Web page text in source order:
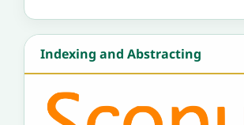
Indexing and Abstracting